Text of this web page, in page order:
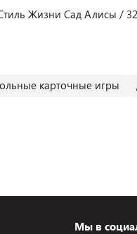
Жизни Сад Алисы /
карточные игры
Мы в